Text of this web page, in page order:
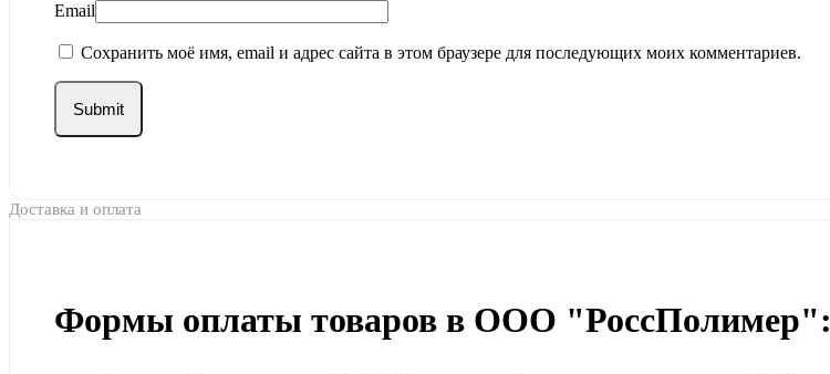
Email
Сохранить моё имя, email и адрес сайта в этом браузере для последующих моих комментариев.
Доставка и оплата
Формы оплаты товаров в ООО "РоссПолимер":